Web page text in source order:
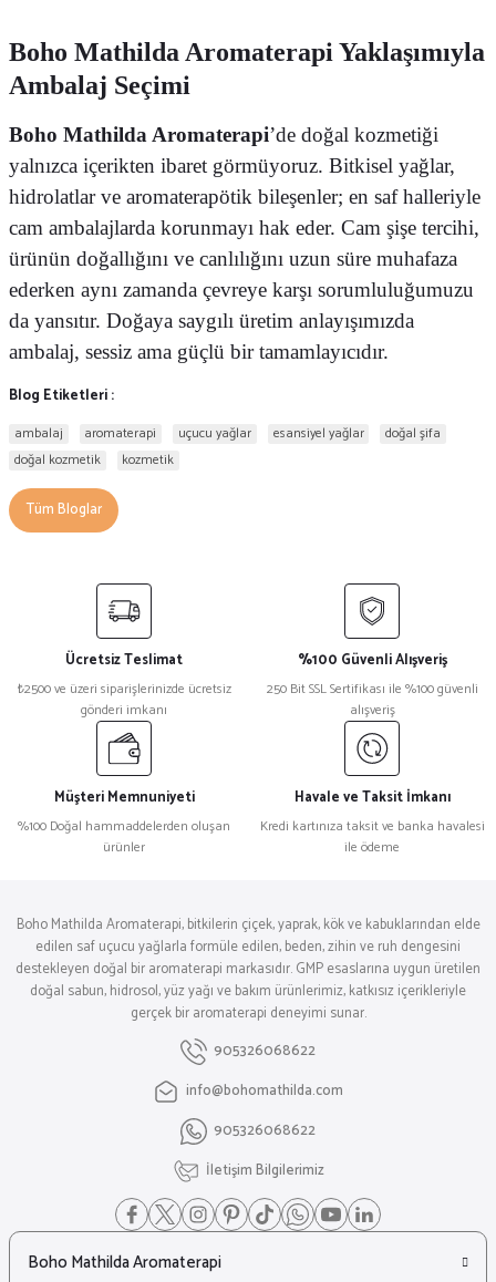
Boho Mathilda Aromaterapi Yaklaşımıyla
Ambalaj Seçimi
Boho Mathilda Aromaterapi’de doğal kozmetiği
yalnızca içerikten ibaret görmüyoruz. Bitkisel yağlar,
hidrolatlar ve aromaterapötik bileşenler; en saf halleriyle
cam ambalajlarda korunmayı hak eder. Cam şişe tercihi,
ürünün doğallığını ve canlılığını uzun süre muhafaza
ederken aynı zamanda çevreye karşı sorumluluğumuzu
da yansıtır. Doğaya saygılı üretim anlayışımızda
ambalaj, sessiz ama güçlü bir tamamlayıcıdır.
Blog Etiketleri :
ambalaj aromaterapi uçucu yağlar esansiyel yağlar
doğal şifa
doğal kozmetik
kozmetik
Tüm Bloglar
Ücretsiz Teslimat
₺2500 ve üzeri siparişlerinizde ücretsiz
gönderi imkanı
%100 Güvenli Alışveriş
250 Bit SSL Sertifikası ile %100 güvenli
alışveriş
Müşteri Memnuniyeti
%100 Doğal hammaddelerden oluşan
ürünler
Havale ve Taksit İmkanı
Kredi kartınıza taksit ve banka havalesi
ile ödeme
Boho Mathilda Aromaterapi, bitkilerin çiçek, yaprak, kök ve kabuklarından elde
edilen saf uçucu yağlarla formüle edilen, beden, zihin ve ruh dengesini
destekleyen doğal bir aromaterapi markasıdır. GMP esaslarına uygun üretilen
doğal sabun, hidrosol, yüz yağı ve bakım ürünlerimiz, katkısız içerikleriyle
gerçek bir aromaterapi deneyimi sunar.
905326068622
info@bohomathilda.com
905326068622
İletişim Bilgilerimiz
Boho Mathilda Aromaterapi